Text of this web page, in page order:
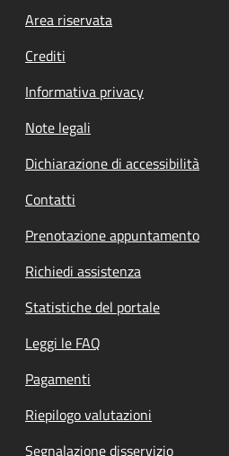
Footer menu
Area riservata
Crediti
Informativa privacy
Note legali
Dichiarazione di accessibilità
Contatti
Prenotazione appuntamento
Richiedi assistenza
Statistiche del portale
Leggi le FAQ
Pagamenti
Riepilogo valutazioni
Segnalazione disservizio